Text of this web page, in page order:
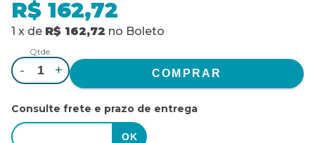
R$ 162,72
1 x de R$ 162,72 no Boleto
Qtde.
- +
Consulte frete e prazo de entrega